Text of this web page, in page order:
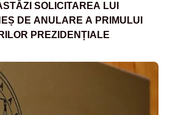
SOLICITAREA LUI
DE ANULARE A PRIMULUI
PREZIDENȚIALE